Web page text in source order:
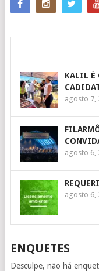
KALIL É
agosto 7,
agosto 6,
agosto 6,
ENQUETES
Desculpe, não há